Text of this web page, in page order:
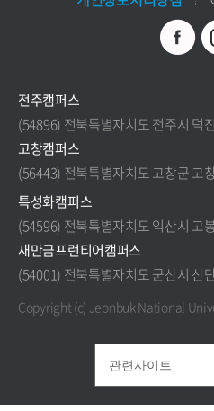
전주캠퍼스
(54896) 전북특별자치도 전주시 덕
고창캠퍼스
(56443) 전북특별자치도 고창군 고
특성화캠퍼스
(54596) 전북특별자치도 익산시 고
새만금프런티어캠퍼스
(54001) 전북특별자치도 군산시 산
Copyright (c) Jeonbuk National